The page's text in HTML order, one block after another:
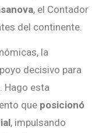
, el Contador
del continente.
la
decisivo para
Hago esta
que posicionó
, impulsando